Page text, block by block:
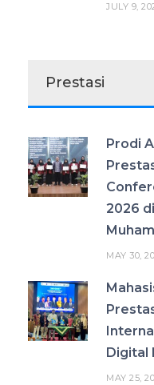
JULY 9,
Prestasi
Prodi
2026
MAY 30,
Digital
MAY 25,